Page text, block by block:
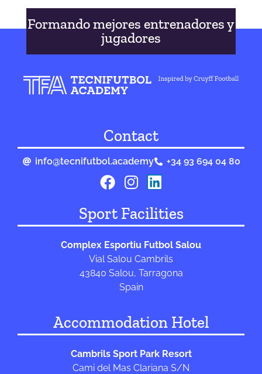
Formando mejores entrenadores y
jugadores
Contact
info@tecnifutbol.academy +34 93 694 04 80
Sport Facilities
Complex Esportiu Futbol Salou
Vial Salou Cambrils
43840 Salou, Tarragona
Spain
Accommodation Hotel
Cambrils Sport Park Resort
Cami del Mas Clariana S/N